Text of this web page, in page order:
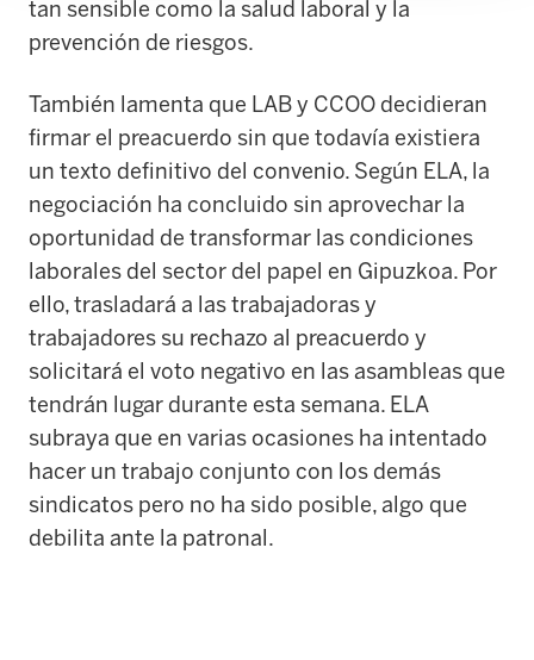
tan sensible como la salud laboral y la
prevención de riesgos.
También lamenta que LAB y CCOO decidieran
firmar el preacuerdo sin que todavía existiera
un texto definitivo del convenio. Según ELA, la
negociación ha concluido sin aprovechar la
oportunidad de transformar las condiciones
laborales del sector del papel en Gipuzkoa. Por
ello, trasladará a las trabajadoras y
trabajadores su rechazo al preacuerdo y
solicitará el voto negativo en las asambleas que
tendrán lugar durante esta semana. ELA
subraya que en varias ocasiones ha intentado
hacer un trabajo conjunto con los demás
sindicatos pero no ha sido posible, algo que
debilita ante la patronal.